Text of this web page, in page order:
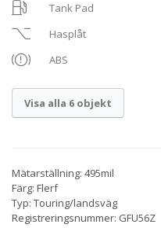
Tank Pad
Hasplåt
ABS
Visa alla 6 objekt
Mätarställning: 495mil
Färg: Flerf
Typ: Touring/landsväg
Registreringsnummer: GFU56Z